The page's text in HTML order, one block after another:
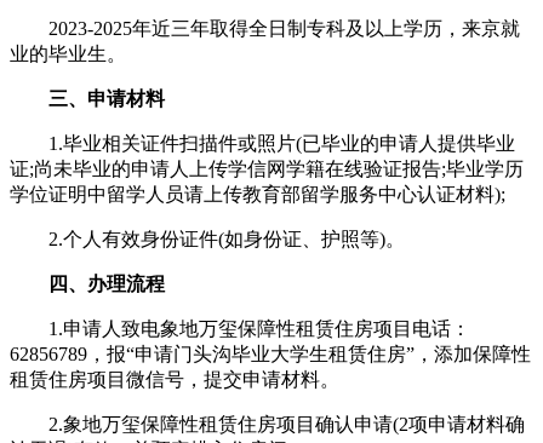
2023-2025年近三年取得全日制专科及以上学历，来京就
业的毕业生。
三、申请材料
1.毕业相关证件扫描件或照片(已毕业的申请人提供毕业
证;尚未毕业的申请人上传学信网学籍在线验证报告;毕业学历
学位证明中留学人员请上传教育部留学服务中心认证材料);
2.个人有效身份证件(如身份证、护照等)。
四、办理流程
1.申请人致电象地万玺保障性租赁住房项目电话：
62856789，报“申请门头沟毕业大学生租赁住房”，添加保障性
租赁住房项目微信号，提交申请材料。
2.象地万玺保障性租赁住房项目确认申请(2项申请材料确